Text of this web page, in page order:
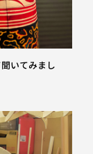
いてみまし